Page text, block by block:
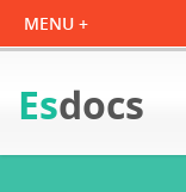
Esdocs